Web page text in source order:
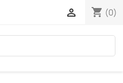
shopping_cart (0)
